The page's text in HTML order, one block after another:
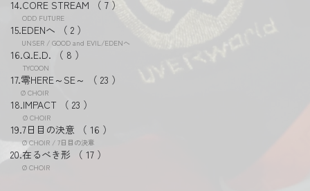
CORE STREAM 7
ODD FUTURE
EDENへ 2
UNSER / GOOD and EVIL/EDENへ
Q.E.D. 8
TYCOON
零HERE～SE～ 23
Ø CHOIR
IMPACT 23
Ø CHOIR
7日目の決意 16
Ø CHOIR / 7日目の決意
在るべき形 17
Ø CHOIR